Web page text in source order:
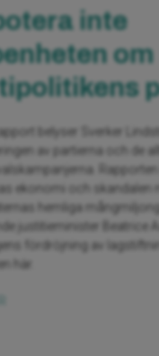
inte
om
belyser Sverker
av partierna och de
Rapporten
ekonomi och skandalen
hemliga
justitieminister Beatrice
fördröjning av
här.